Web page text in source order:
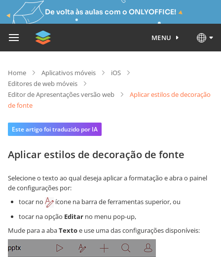
De volta às aulas com o ONLYOFFICE!
MENU
Home Aplicativos móveis
iOS
Editores de web móveis
Editor de Apresentações versão web
Aplicar estilos de decoração
de fonte
Este artigo foi traduzido por IA
Aplicar estilos de decoração de fonte
Selecione o texto ao qual deseja aplicar a formatação e abra o painel
de configurações por:
tocar no
ícone na barra de ferramentas superior, ou
tocar na opção Editar no menu pop-up,
Mude para a abaTextoe use uma das configurações disponíveis: